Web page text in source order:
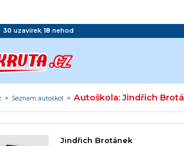
30 uzavírek,18 nehod
> Seznam autoškol >Autoškola: Jindřich
Jindřich Brotánek